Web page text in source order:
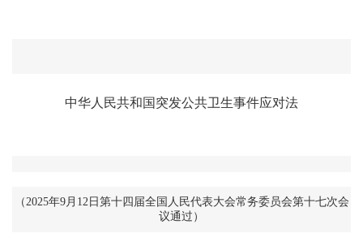
中华人民共和国突发公共卫生事件应对法
（2025年9月12日第十四届全国人民代表大会常务委员会第十七次会
议通过）